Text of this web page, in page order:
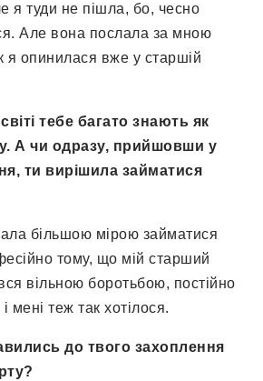
я туди не пішла, бо, чесно
Але вона послала за мною
я опинилася вже у старшій
тебе багато знають як
А чи одразу, прийшовши у
ти вирішила займатися
більшою мірою займатися
тому, що мій старший
вільною боротьбою, постійно
мені теж так хотілося.
до твого захоплення